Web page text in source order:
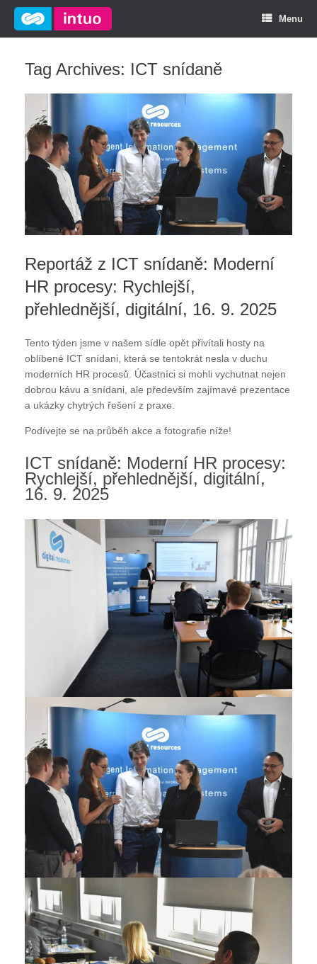
Menu
Tag Archives: ICT snídaně
Reportáž z ICT snídaně: Moderní
HR procesy: Rychlejší,
přehlednější, digitální, 16. 9. 2025
Tento týden jsme v našem sídle opět přivítali hosty na
oblíbené ICT snídani, která se tentokrát nesla v duchu
moderních HR procesů. Účastníci si mohli vychutnat nejen
dobrou kávu a snídani, ale především zajímavé prezentace
a ukázky chytrých řešení z praxe.
Podívejte se na průběh akce a fotografie níže!
ICT snídaně: Moderní HR procesy:
Rychlejší, přehlednější, digitální,
16. 9. 2025